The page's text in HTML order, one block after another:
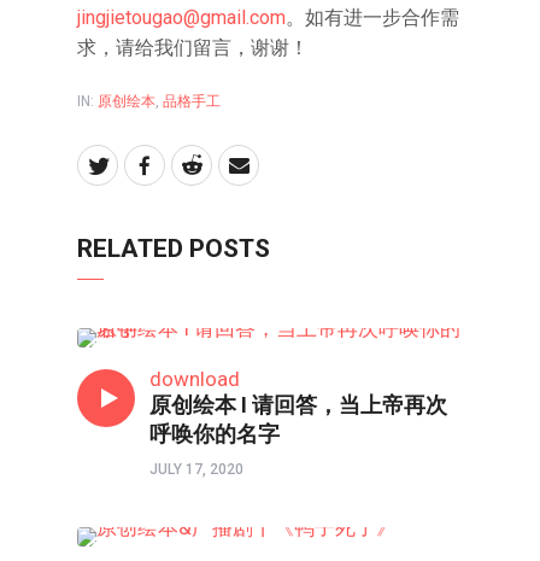
jingjietougao@gmail.com。如有进一步合作需
求，请给我们留言，谢谢！
IN: 原创绘本, 品格手工
RELATED POSTS
download
原创绘本 I 请回答，当上帝再次
呼唤你的名字
JULY 17, 2020